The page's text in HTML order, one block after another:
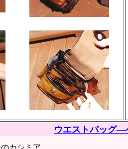
ウエストバッグ
のカシミア